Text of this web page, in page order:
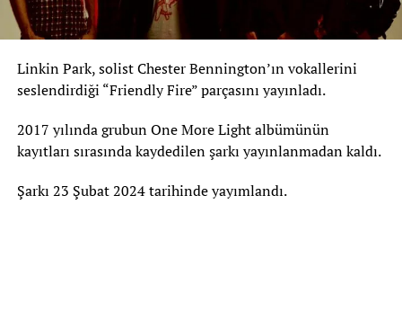
Linkin Park, solist Chester Bennington’ın vokallerini
seslendirdiği “Friendly Fire” parçasını yayınladı.
2017 yılında grubun One More Light albümünün
kayıtları sırasında kaydedilen şarkı yayınlanmadan kaldı.
Şarkı 23 Şubat 2024 tarihinde yayımlandı.